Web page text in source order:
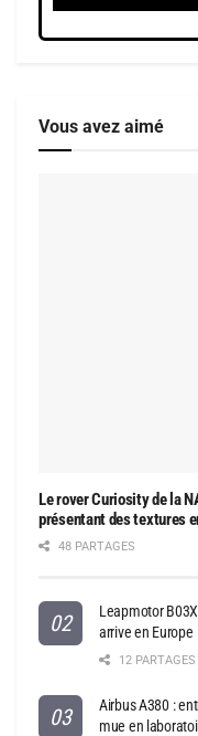
Vous avez aimé
Le rover Curiosity de la
présentant des textures
48 PARTAGES
Leapmotor
arrive en Europe
12 PARTAGES
Airbus A380 :
mue en